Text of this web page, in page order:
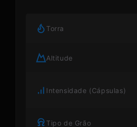
Torra
Altitude
Intensidade (Cápsulas)
Tipo de Grão